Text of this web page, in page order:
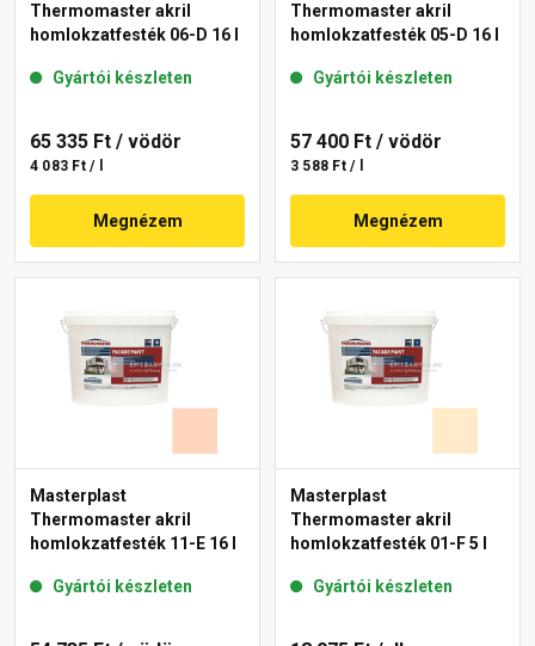
Thermomaster akril
homlokzatfesték 06-D 16 l
Gyártói készleten
65 335 Ft / vödör
4 083 Ft / l
Megnézem
Thermomaster akril
homlokzatfesték 05-D 16 l
Gyártói készleten
57 400 Ft / vödör
3 588 Ft / l
Megnézem
Masterplast
Thermomaster akril
homlokzatfesték 11-E 16 l
Gyártói készleten
Masterplast
Thermomaster akril
homlokzatfesték 01-F 5 l
Gyártói készleten